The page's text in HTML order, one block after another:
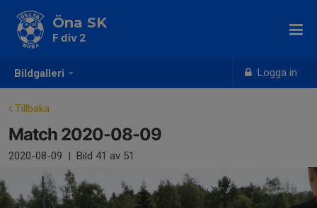
Bildgalleri Logga in
Öna SK
F div 2
Tillbaka
Match 2020-08-09
2020-08-09 | Bild 41 av 51